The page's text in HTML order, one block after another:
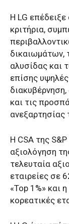
Η LG
κριτήρια,
δικαιωμάτων,
αλυσίδας και
επίσης
και τις
ανεξαρτησίας
Η CSA της
αξιολόγηση
τελευταία
εταιρείες σε
«Top 1%» και
κορεατικές